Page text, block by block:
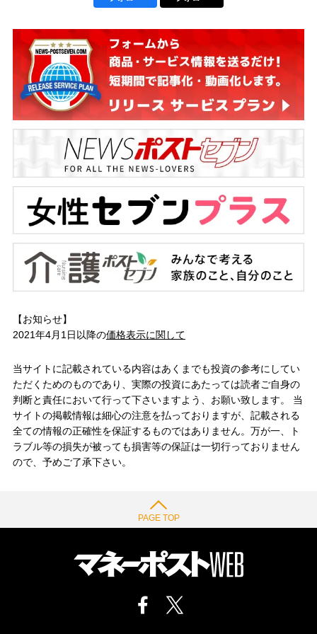
【お知らせ】
2021年4月1日以降の価格表示に関して
当サイトに記載されている内容はあくまでも投資の参考にしてい
ただくためのものであり、実際の投資にあたっては読者ご自身の
判断と責任において行って下さいますよう、お願い致します。 当
サイトの掲載情報は細心の注意を払っておりますが、記載される
全ての情報の正確性を保証するものではありません。万が一、ト
ラブル等の損失が被っても損害等の保証は一切行っておりません
ので、予めご了承下さい。
PAGE TOP